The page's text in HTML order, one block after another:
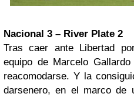
Nacional 3 – River Plate 2
Tras caer ante Libertad
equipo de Marcelo
reacomodarse. Y la
darsenero, en el marco de